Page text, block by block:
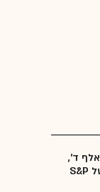
נתנו לקלוד להשקיע 50 אלף ד',
והוא עקף את התשואה של S&P